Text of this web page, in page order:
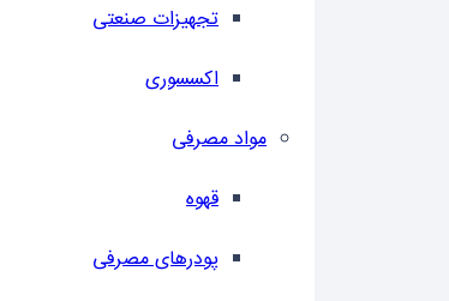
تجهیزات صنعتی
اکسسوری
مواد مصرفی
قهوه
پودرهای مصرفی